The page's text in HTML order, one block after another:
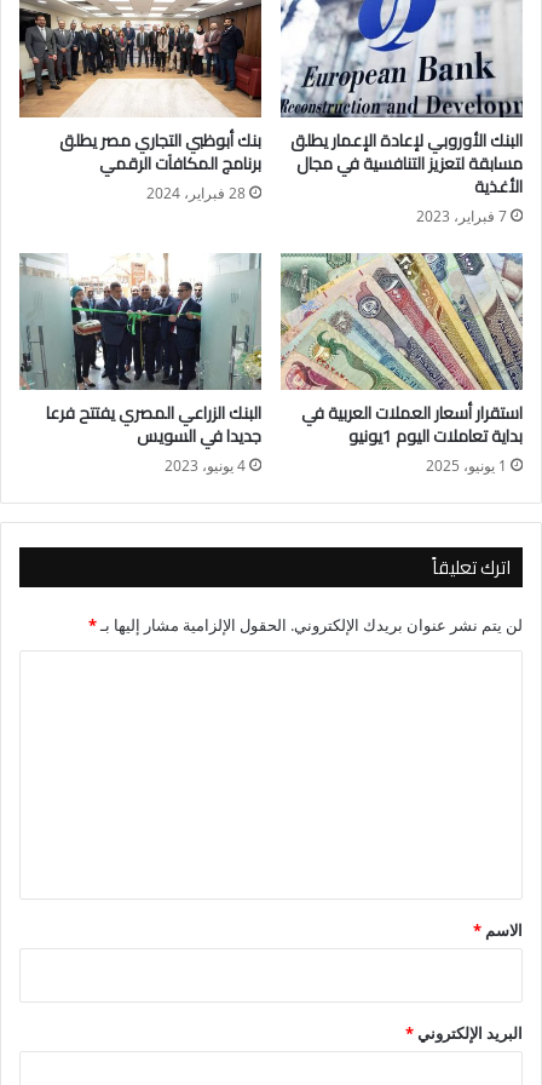
سعر الريال السعودي في البنك المركزي المصري
سعر الدينار الكويتي في البنك المركزي المصري
سجل سعر 163.73جنيه للشراء، و 164.25جنيه للبيع.
سعر الدرهم الإماراتي في البنك المركزي المصري
سجل 13.74جنيه للشراء، و13.78جنيه للبيع.
وتعمل بعض فروع البنوك وشركات الصرافة في المطارات والفنادق
خلال أيام الإجازات والعطلات الرسمية
البنك الأوروبي لإعادة الإعمار يطلق
مسابقة لتعزيز التنافسية في مجال
الأغذية
7 فبراير، 2023
بنك أبوظبي التجاري مصر يطلق
برنامج المكافآت الرقمي
28 فبراير، 2024
استقرار أسعار العملات العربية في
بداية تعاملات اليوم 1يونيو
1 يونيو، 2025
البنك الزراعي المصري يفتتح فرعا
جديدا في السويس
4 يونيو، 2023
اترك تعليقاً
لن يتم نشر عنوان بريدك الإلكتروني. الحقول الإلزامية مشار إليها بـ*
*
الاسم *
البريد الإلكتروني*